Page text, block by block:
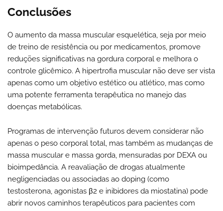
Conclusões
O aumento da massa muscular esquelética, seja por meio
de treino de resistência ou por medicamentos, promove
reduções significativas na gordura corporal e melhora o
controle glicêmico. A hipertrofia muscular não deve ser vista
apenas como um objetivo estético ou atlético, mas como
uma potente ferramenta terapêutica no manejo das
doenças metabólicas.
Programas de intervenção futuros devem considerar não
apenas o peso corporal total, mas também as mudanças de
massa muscular e massa gorda, mensuradas por DEXA ou
bioimpedância. A reavaliação de drogas atualmente
negligenciadas ou associadas ao doping (como
testosterona, agonistas β2 e inibidores da miostatina) pode
abrir novos caminhos terapêuticos para pacientes com